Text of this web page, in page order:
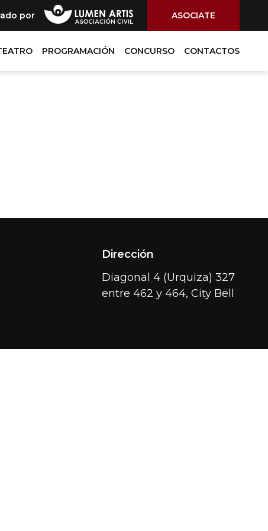
por ASOCIATE
PROGRAMACIÓN CONCURSO CONTACTOS
Dirección
Diagonal 4 (Urquiza) 327
entre 462 y 464, City Bell